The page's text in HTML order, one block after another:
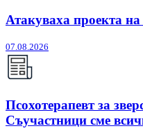
Атакуваха проекта
07.08.2026
Псохотерапевт за
Съучастници сме